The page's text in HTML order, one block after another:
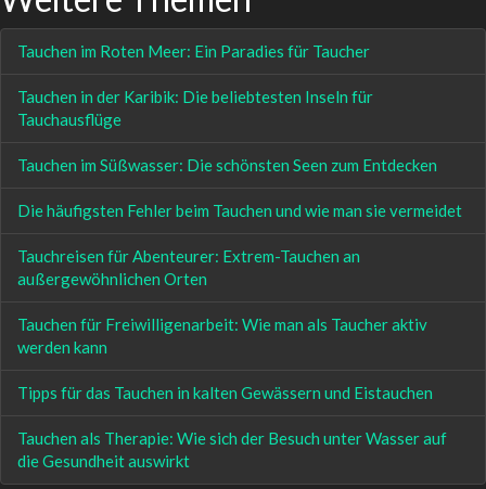
Tauchen im Roten Meer: Ein Paradies für Taucher
Tauchen in der Karibik: Die beliebtesten Inseln für
Tauchausflüge
Tauchen im Süßwasser: Die schönsten Seen zum Entdecken
Die häufigsten Fehler beim Tauchen und wie man sie vermeidet
Tauchreisen für Abenteurer: Extrem-Tauchen an
außergewöhnlichen Orten
Tauchen für Freiwilligenarbeit: Wie man als Taucher aktiv
werden kann
Tipps für das Tauchen in kalten Gewässern und Eistauchen
Tauchen als Therapie: Wie sich der Besuch unter Wasser auf
die Gesundheit auswirkt